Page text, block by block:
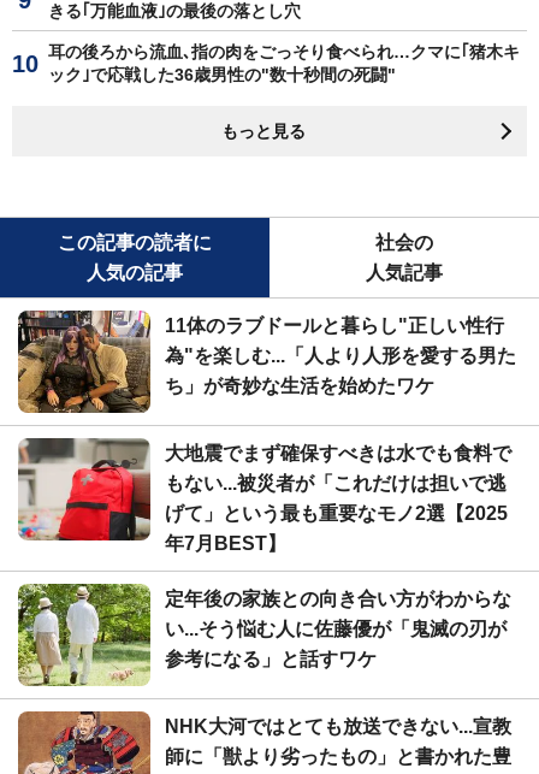
きる｢万能血液｣の最後の落とし穴
耳の後ろから流血､指の肉をごっそり食べられ…クマに｢猪木キ
ック｣で応戦した36歳男性の"数十秒間の死闘"
もっと見る
この記事の読者に
人気の記事
社会の
人気記事
11体のラブドールと暮らし"正しい性行
為"を楽しむ...「人より人形を愛する男た
ち」が奇妙な生活を始めたワケ
大地震でまず確保すべきは水でも食料で
もない...被災者が「これだけは担いで逃
げて」という最も重要なモノ2選【2025
年7月BEST】
定年後の家族との向き合い方がわからな
い...そう悩む人に佐藤優が「鬼滅の刃が
参考になる」と話すワケ
NHK大河ではとても放送できない...宣教
師に「獣より劣ったもの」と書かれた豊